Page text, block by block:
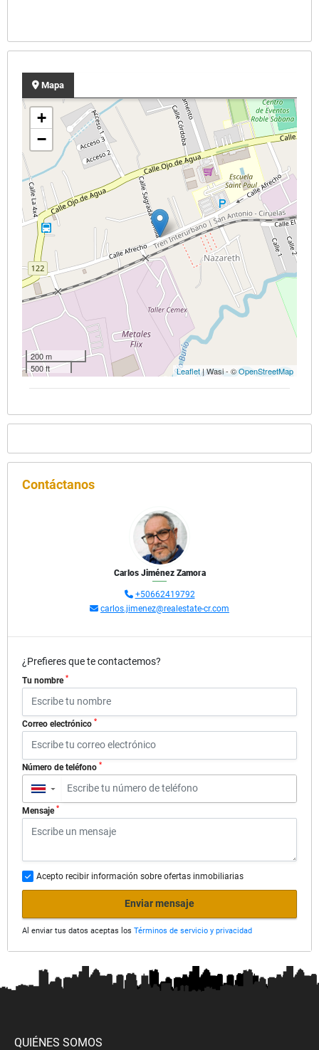
Mapa
+
−
200 m
500 ft
Leaflet| Wasi - ©OpenStreetMap
Contáctanos
Carlos Jiménez Zamora
+50662419792
carlos.jimenez@realestate-cr.com
¿Prefieres que te contactemos?
Tu nombre *
Correo electrónico *
Número de teléfono *
▼
Mensaje *
Acepto recibir información sobre ofertas inmobiliarias
Enviar mensaje
Al enviar tus datos aceptas los Términos de servicio y privacidad
QUIÉNES SOMOS